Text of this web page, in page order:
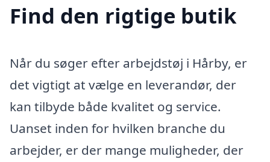
Find den rigtige butik
Når du søger efter arbejdstøj i Hårby, er
det vigtigt at vælge en leverandør, der
kan tilbyde både kvalitet og service.
Uanset inden for hvilken branche du
arbejder, er der mange muligheder, der